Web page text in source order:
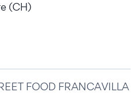
(CH)
FOOD FRANCAVILLA